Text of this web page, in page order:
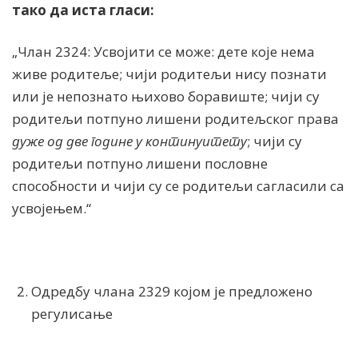
тако да иста гласи:
„Члан 2324: Усвоjити се може: дете коjе нема
живе родитеље; чиjи родитељи нису познати
или jе непознато њихово боравиште; чиjи су
родитељи потпуно лишени родитељског права
дуже од две године у континуитету; чиjи су
родитељи потпуно лишени пословне
способности и чиjи су се родитељи сагласили са
усвоjењем.“
Одредбу члана 2329 којом је предложено
регулисање